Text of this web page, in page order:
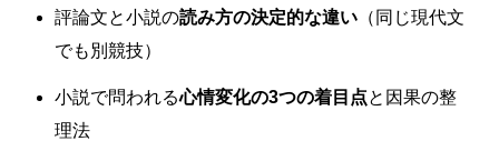
評論文と小説の読み方の決定的な違い（同じ現代文
でも別競技）
小説で問われる心情変化の3つの着目点と因果の整
理法